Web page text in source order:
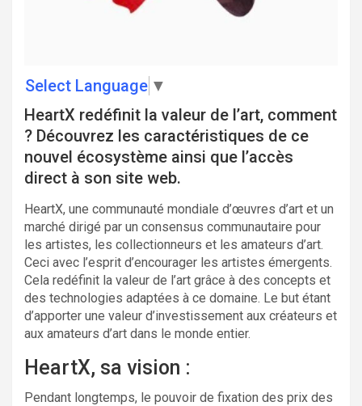
Select Language ▼
HeartX redéfinit la valeur de l’art, comment
? Découvrez les caractéristiques de ce
nouvel écosystème ainsi que l’accès
direct à son site web.
HeartX, une communauté mondiale d’œuvres d’art et un
marché dirigé par un consensus communautaire pour
les artistes, les collectionneurs et les amateurs d’art.
Ceci avec l’esprit d’encourager les artistes émergents.
Cela redéfinit la valeur de l’art grâce à des concepts et
des technologies adaptées à ce domaine. Le but étant
d’apporter une valeur d’investissement aux créateurs et
aux amateurs d’art dans le monde entier.
HeartX, sa vision :
Pendant longtemps, le pouvoir de fixation des prix des